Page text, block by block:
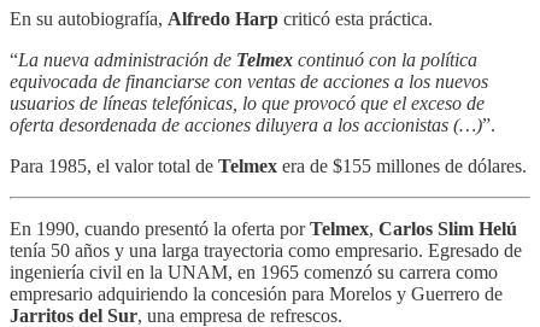
En su autobiografía, Alfredo Harp criticó esta práctica.
“La nueva administración de Telmex continuó con la política
equivocada de financiarse con ventas de acciones a los nuevos
usuarios de líneas telefónicas, lo que provocó que el exceso de
oferta desordenada de acciones diluyera a los accionistas (…)”.
Para 1985, el valor total de Telmex era de $155 millones de dólares.
En 1990, cuando presentó la oferta porTelmex, Carlos Slim Helú
tenía 50 años y una larga trayectoria como empresario. Egresado de
ingeniería civil en la UNAM, en 1965 comenzó su carrera como
empresario adquiriendo la concesión para Morelos y Guerrero de
Jarritos del Sur, una empresa de refrescos.